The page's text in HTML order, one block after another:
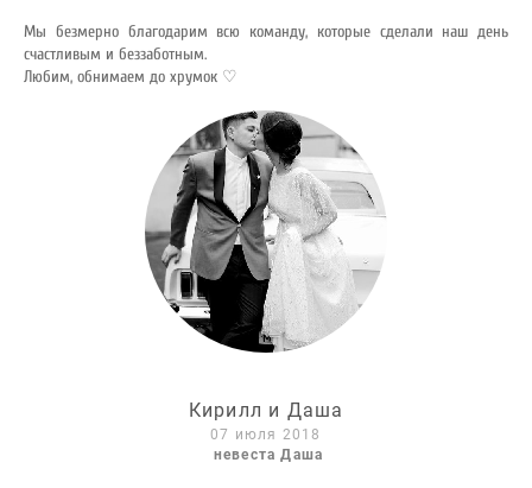
Мы безмерно благодарим всю команду, которые сделали наш день
счастливым и беззаботным.
Любим, обнимаем до хрумок ♡
Кирилл и Даша
07 июля 2018
невеста Даша